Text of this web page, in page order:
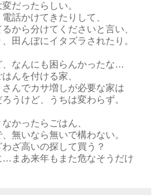
だったらしい。
話かけてきたりして、
から分けてくださいと言い、
田んぼにイタズラされたり。
なんにも困らんかったな…
んを付ける家、
んでカサ増しが必要な家は
うけど、うちは変わらず。
かったらごはん、
無いなら無いで構わない。
ざ高いの探して買う？
…まあ来年もまた危なそうだけ